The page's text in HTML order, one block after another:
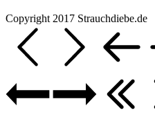
Copyright 2017 Strauchdiebe.de